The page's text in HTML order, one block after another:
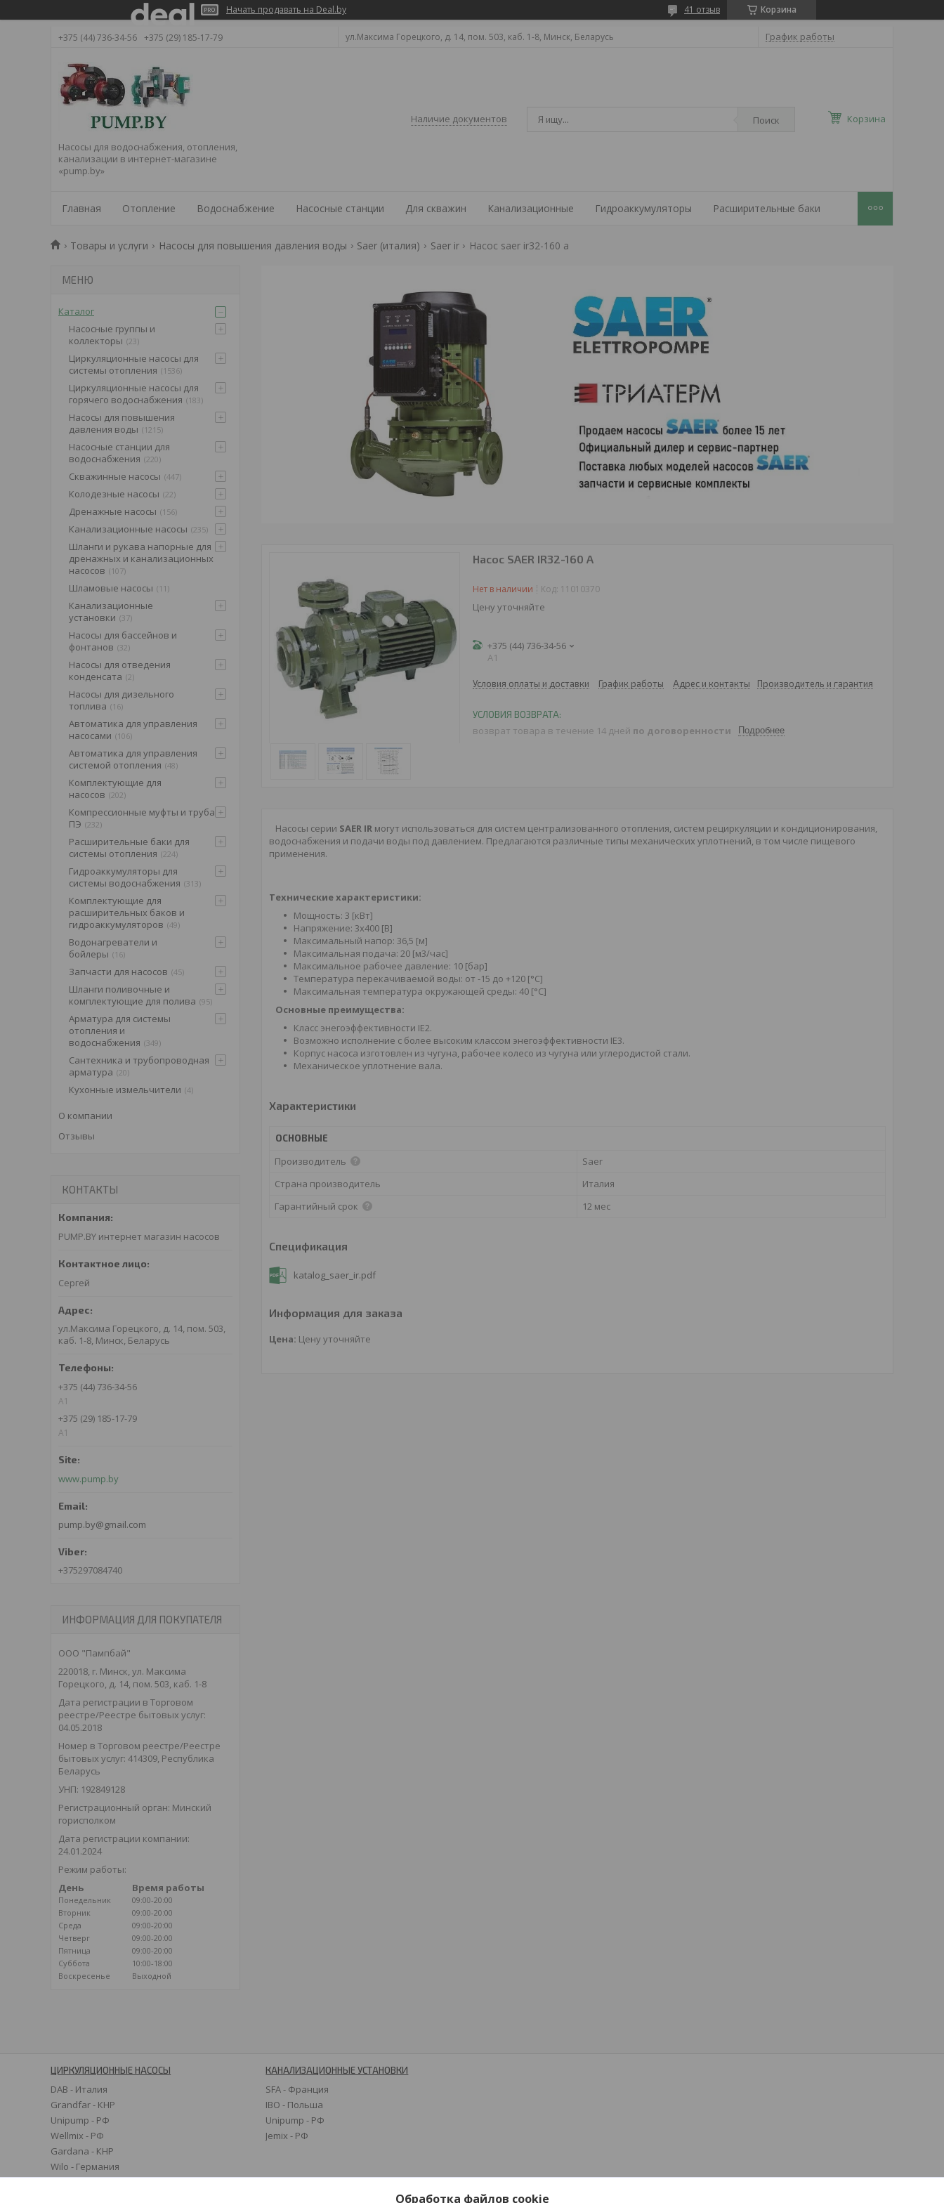
Начать продавать на Deal.by Корзина
41 отзыв
+375 (44) 736-34-56 +375 (29) 185-17-79 ул.Максима Горецкого, д. 14, пом. 503, каб. 1-8, Минск, Беларусь График работы
Насосы для водоснабжения, отопления,
канализации в интернет-магазине
«pump.by»
Наличие документов Поиск Корзина
Главная Отопление Водоснабжение Насосные станции Для скважин Канализационные Гидроаккумуляторы Расширительные баки
Товары и услуги Насосы для повышения давления воды Saer (италия) Saer ir Насос saer ir32-160 a
Насос SAER IR32-160 A
Нет в наличии Код: 11010370
Цену уточняйте
+375 (44) 736-34-56
A1
Условия оплаты и доставки График работы Адрес и контакты Производитель и гарантия
возврат товара в течение 14 дней по договоренности Подробнее
Насосы серии SAER IR могут использоваться для систем централизованного отопления, систем рециркуляции и кондиционирования,
водоснабжения и подачи воды под давлением. Предлагаются различные типы механических уплотнений, в том числе пищевого
применения.
Технические характеристики:
Мощность: 3 [кВт]
Напряжение: 3х400 [В]
Максимальный напор: 36,5 [м]
Максимальная подача: 20 [м3/час]
Максимальное рабочее давление: 10 [бар]
Температура перекачиваемой воды: от -15 до +120 [°С]
Максимальная температура окружающей среды: 40 [°С]
Основные преимущества:
Класс энегоэффективности IE2.
Возможно исполнение с более высоким классом энегоэффективности IE3.
Корпус насоса изготовлен из чугуна, рабочее колесо из чугуна или углеродистой стали.
Механическое уплотнение вала.
Характеристики
ОСНОВНЫЕ
Производитель
Saer
Страна производитель
Италия
Гарантийный срок
12 мес
Спецификация
katalog_saer_ir.pdf
Информация для заказа
Цена: Цену уточняйте
Каталог
Насосные группы и
коллекторы 23
Циркуляционные насосы для
системы отопления
1536
Циркуляционные насосы для
горячего водоснабжения
183
Насосы для повышения
давления воды
1215
Насосные станции для
водоснабжения 220
Скважинные насосы 447
Колодезные насосы 22
Дренажные насосы 156
Канализационные насосы 235
Шланги и рукава напорные для
дренажных и канализационных
насосов
107
Шламовые насосы 11
Канализационные
установки 37
Насосы для бассейнов и
фонтанов 32
Насосы для отведения
конденсата 2
Насосы для дизельного
топлива
16
Автоматика для управления
насосами
106
Автоматика для управления
системой отопления 48
Комплектующие для
насосов 202
Компрессионные муфты и труба
ПЭ 232
Расширительные баки для
системы отопления 224
Гидроаккумуляторы для
системы водоснабжения 313
Комплектующие для
расширительных баков и
гидроаккумуляторов 49
Водонагреватели и
бойлеры
16
Запчасти для насосов 45
Шланги поливочные и
комплектующие для полива 95
Арматура для системы
отопления и
водоснабжения 349
Сантехника и трубопроводная
арматура 20
Кухонные измельчители 4
О компании
Отзывы
КОНТАКТЫ
PUMP.BY интернет магазин насосов
Сергей
ул.Максима Горецкого, д. 14, пом. 503,
каб. 1-8, Минск, Беларусь
+375 (44) 736-34-56
A1
+375 (29) 185-17-79
A1
www.pump.by
pump.by@gmail.com
+375297084740
ИНФОРМАЦИЯ ДЛЯ ПОКУПАТЕЛЯ
ООО "Пампбай"
220018, г. Минск, ул. Максима
Горецкого, д. 14, пом. 503, каб. 1-8
Дата регистрации в Торговом
реестре/Реестре бытовых услуг:
04.05.2018
Номер в Торговом реестре/Реестре
бытовых услуг: 414309, Республика
Беларусь
УНП: 192849128
Регистрационный орган: Минский
горисполком
Дата регистрации компании:
24.01.2024
Режим работы:
День
Время работы
Понедельник
09:00-20:00
Вторник
09:00-20:00
Среда
09:00-20:00
Четверг
09:00-20:00
Пятница
09:00-20:00
Суббота
10:00-18:00
Воскресенье
Выходной
ЦИРКУЛЯЦИОННЫЕ НАСОСЫ
DAB - Италия
Grandfar - КНР
Unipump - РФ
Wellmix - РФ
Gardana - КНР
Wilo - Германия
Grundfos - Дания
КАНАЛИЗАЦИОННЫЕ УСТАНОВКИ
SFA - Франция
IBO - Польша
Unipump - РФ
Jemix - РФ
Обработка файлов cookie